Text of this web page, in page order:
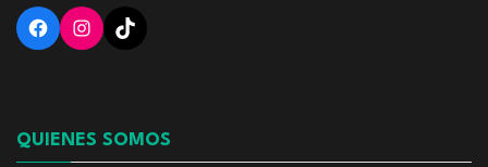
Facebook
Instagram
TikTok
QUIENES SOMOS